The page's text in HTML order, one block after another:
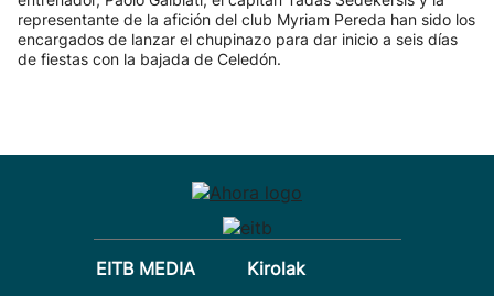
representante de la afición del club Myriam Pereda han sido los
encargados de lanzar el chupinazo para dar inicio a seis días
de fiestas con la bajada de Celedón.
EITB MEDIA
Kirolak